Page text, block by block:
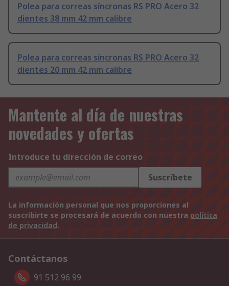
Polea para correas síncronas RS PRO Acero 32
dientes 38 mm 42 mm calibre
Polea para correas síncronas RS PRO Acero 32
dientes 20 mm 42 mm calibre
Mantente al día de nuestras
novedades y ofertas
Introduce tu dirección de correo
Suscríbete
La información personal que nos proporciones al
suscribirte se procesará de acuerdo con nuestra política
de privacidad.
Contáctanos
91 512 96 99